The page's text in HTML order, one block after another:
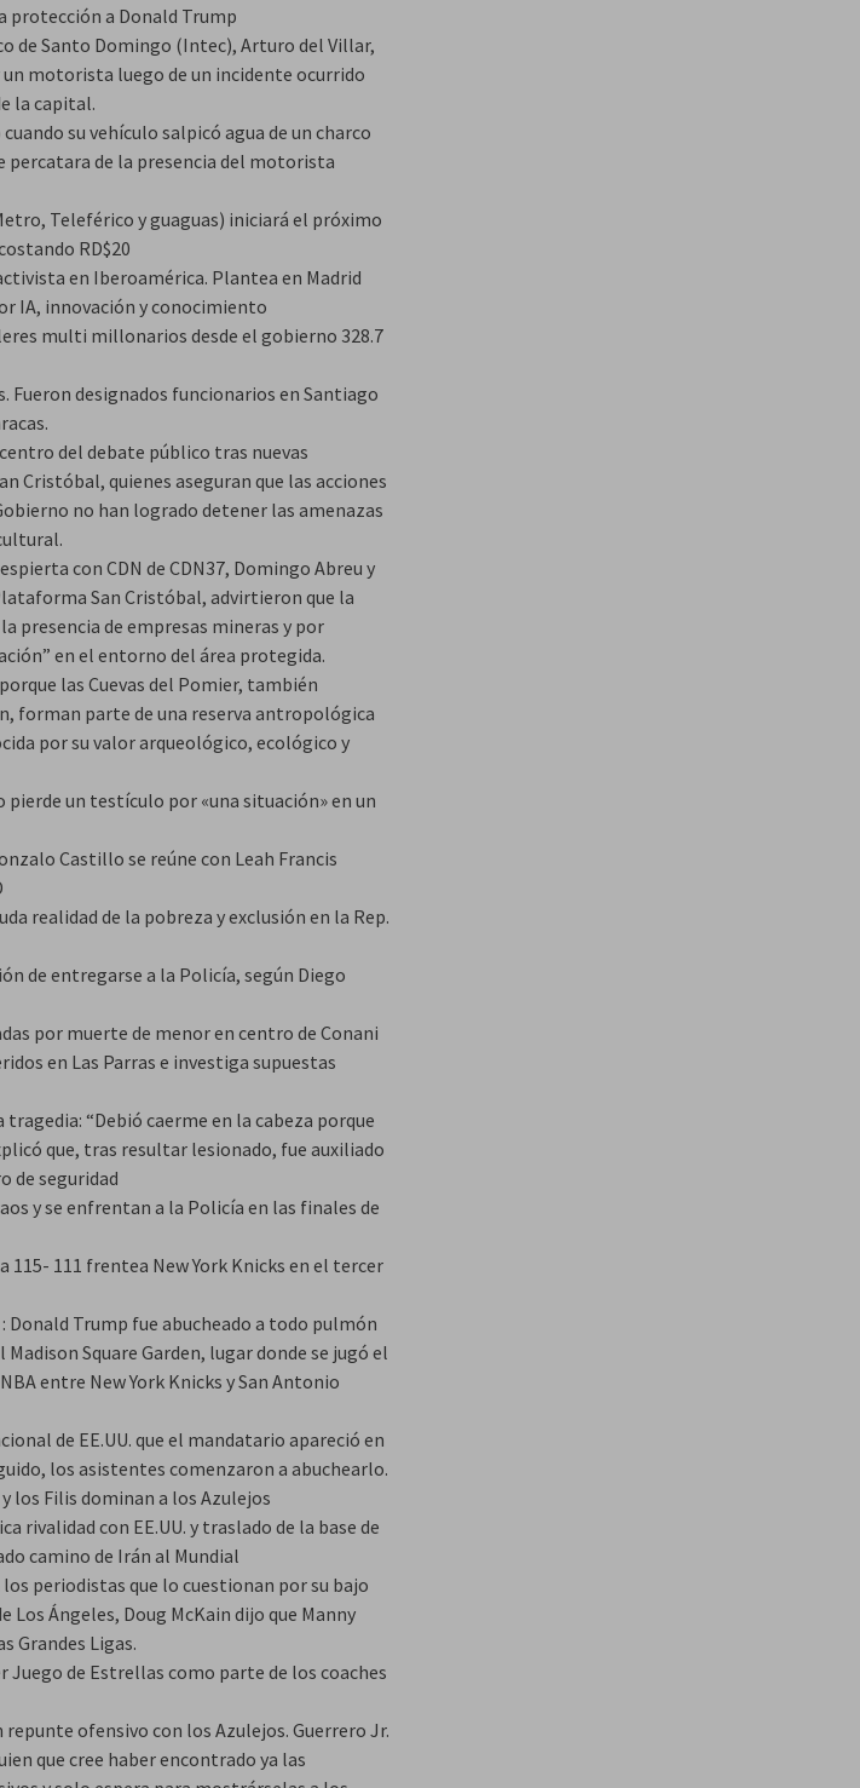
protección a Donald Trump
de Santo Domingo (Intec), Arturo del Villar,
motorista luego de un incidente ocurrido
la capital.
su vehículo salpicó agua de un charco
percatara de la presencia del motorista
Teleférico y guaguas) iniciará el próximo
RD$20
en Iberoamérica. Plantea en Madrid
IA, innovación y conocimiento
multi millonarios desde el gobierno 328.7
Fueron designados funcionarios en Santiago
del debate público tras nuevas
Cristóbal, quienes aseguran que las acciones
no han logrado detener las amenazas
con CDN de CDN37, Domingo Abreu y
San Cristóbal, advirtieron que la
presencia de empresas mineras y por
en el entorno del área protegida.
las Cuevas del Pomier, también
forman parte de una reserva antropológica
por su valor arqueológico, ecológico y
pierde un testículo por «una situación» en un
Castillo se reúne con Leah Francis
realidad de la pobreza y exclusión en la Rep.
de entregarse a la Policía, según Diego
por muerte de menor en centro de Conani
en Las Parras e investiga supuestas
“Debió caerme en la cabeza porque
que, tras resultar lesionado, fue auxiliado
de seguridad
y se enfrentan a la Policía en las finales de
111 frentea New York Knicks en el tercer
Donald Trump fue abucheado a todo pulmón
Square Garden, lugar donde se jugó el
entre New York Knicks y San Antonio
de EE.UU. que el mandatario apareció en
los asistentes comenzaron a abuchearlo.
los Filis dominan a los Azulejos
rivalidad con EE.UU. y traslado de la base de
camino de Irán al Mundial
periodistas que lo cuestionan por su bajo
Ángeles, Doug McKain dijo que Manny
Grandes Ligas.
de Estrellas como parte de los coaches
ofensivo con los Azulejos. Guerrero Jr.
que cree haber encontrado ya las